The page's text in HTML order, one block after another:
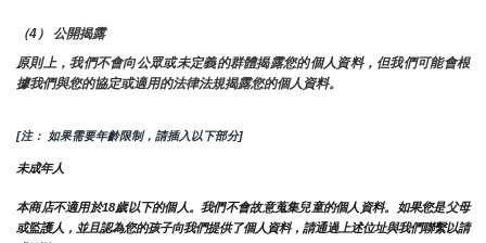
（4） 公開揭露
原則上，我們不會向公眾或未定義的群體揭露您的個人資料，但我們可能會根
據我們與您的協定或適用的法律法規揭露您的個人資料。
[注： 如果需要年齡限制，請插入以下部分]
未成年人
本商店不適用於18歲以下的個人。我們不會故意蒐集兒童的個人資料。如果您是父母
或監護人，並且認為您的孩子向我們提供了個人資料，請通過上述位址與我們聯繫以請